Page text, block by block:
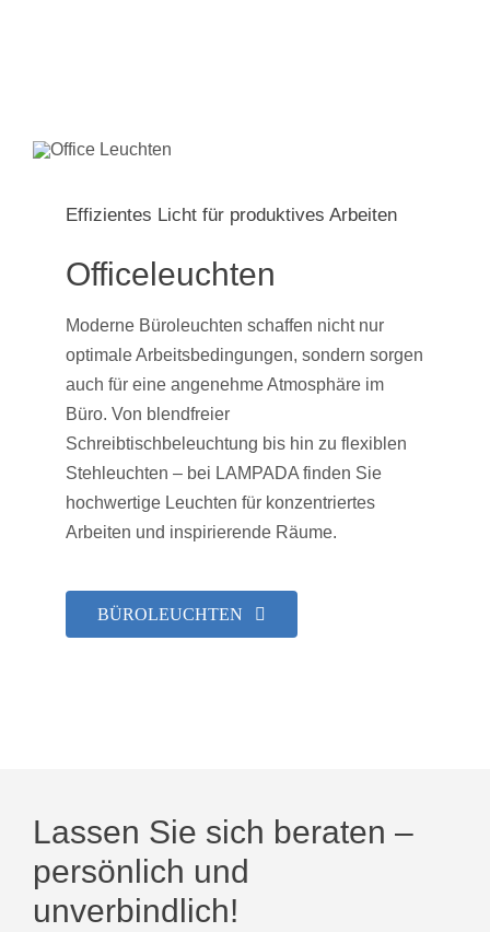
Effizientes Licht für produktives Arbeiten
Officeleuchten
Moderne Büroleuchten schaffen nicht nur
optimale Arbeitsbedingungen, sondern sorgen
auch für eine angenehme Atmosphäre im
Büro. Von blendfreier
Schreibtischbeleuchtung bis hin zu flexiblen
Stehleuchten – bei LAMPADA finden Sie
hochwertige Leuchten für konzentriertes
Arbeiten und inspirierende Räume.
BÜROLEUCHTEN
Lassen Sie sich beraten –
persönlich und
unverbindlich!